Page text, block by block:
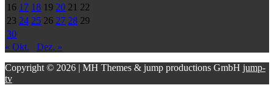
16 17 18 19 20 21 22
23 24 25 26 27 28 29
30
« Okt.
Dez. »
Copyright © 2026 | MH Themes & jump productions GmbH jump-
tv